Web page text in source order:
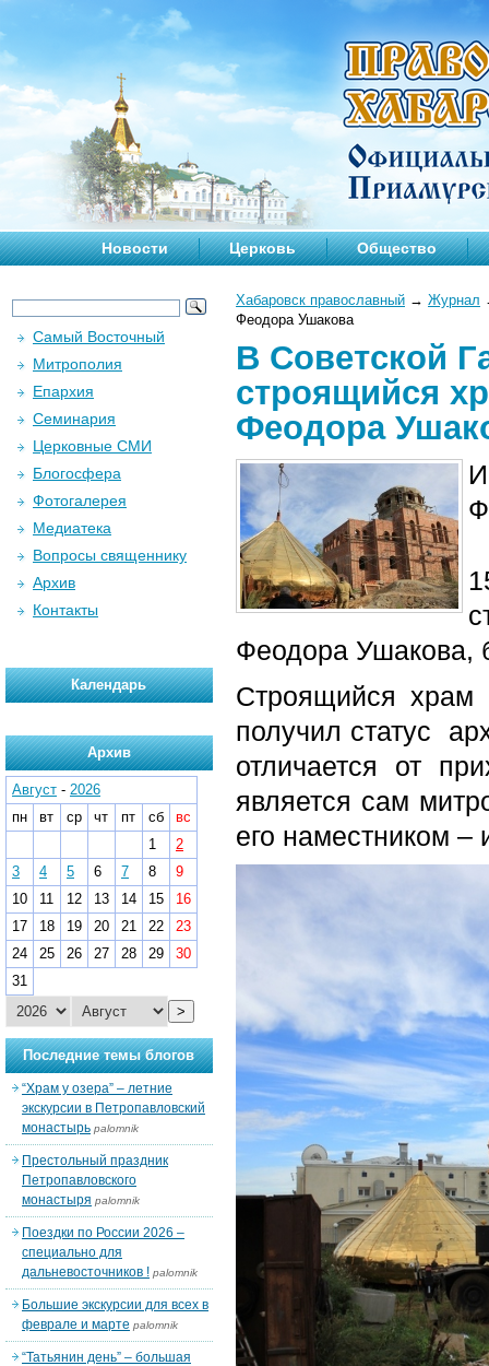
Новости Церковь Общество
Хабаровск православный → Журнал
Феодора Ушакова
В Советской
строящийся
Феодора
Феодора Ушакова,
Строящийся храм
получил статус
отличается от
является сам
его наместником –
Самый Восточный
Митрополия
Епархия
Семинария
Церковные СМИ
Блогосфера
Фотогалерея
Медиатека
Вопросы священнику
Архив
Контакты
Календарь
Архив
Август - 2026
пн
вт ср чт пт сб
вс
1
2
3
4 5 6 7 8
9
10
11 12 13 14 15
16
17
18 19 20 21 22
23
24
25 26 27 28 29
30
31
>
Последние темы блогов
“Храм у озера” – летние
экскурсии в Петропавловский
монастырь palomnik
Престольный праздник
Петропавловского
монастыря palomnik
Поездки по России 2026 –
специально для
дальневосточников ! palomnik
Большие экскурсии для всех в
феврале и марте palomnik
“Татьянин день” – большая